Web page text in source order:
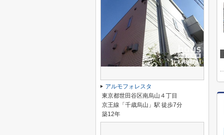
アルモフォレスタ
東京都世田谷区南烏山４丁目
京王線「千歳烏山」駅 徒歩7分
築12年